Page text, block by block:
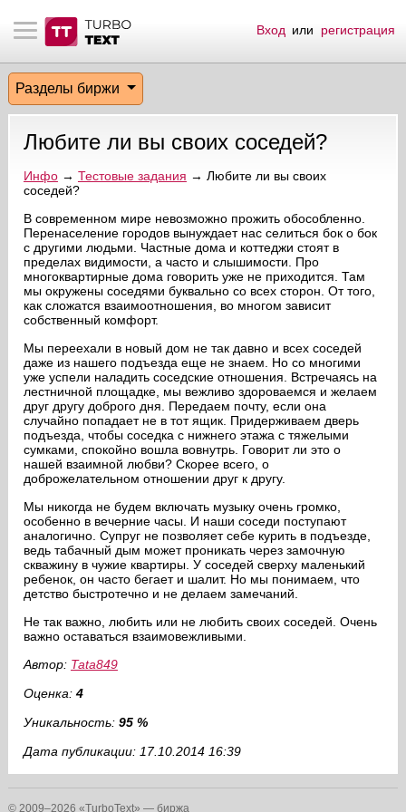
материалы
биржи
эфир
на сайте
пользователей
сообщения
по форуму
Вход или регистрация
Разделы биржи
Любите ли вы своих соседей?
Инфо→ Тестовые задания → Любите ли вы своих
соседей?
В современном мире невозможно прожить обособленно.
Перенаселение городов вынуждает нас селиться бок о бок
с другими людьми. Частные дома и коттеджи стоят в
пределах видимости, а часто и слышимости. Про
многоквартирные дома говорить уже не приходится. Там
мы окружены соседями буквально со всех сторон. От того,
как сложатся взаимоотношения, во многом зависит
собственный комфорт.
Мы переехали в новый дом не так давно и всех соседей
даже из нашего подъезда еще не знаем. Но со многими
уже успели наладить соседские отношения. Встречаясь на
лестничной площадке, мы вежливо здороваемся и желаем
друг другу доброго дня. Передаем почту, если она
случайно попадает не в тот ящик. Придерживаем дверь
подъезда, чтобы соседка с нижнего этажа с тяжелыми
сумками, спокойно вошла вовнутрь. Говорит ли это о
нашей взаимной любви? Скорее всего, о
доброжелательном отношении друг к другу.
Мы никогда не будем включать музыку очень громко,
особенно в вечерние часы. И наши соседи поступают
аналогично. Супруг не позволяет себе курить в подъезде,
ведь табачный дым может проникать через замочную
скважину в чужие квартиры. У соседей сверху маленький
ребенок, он часто бегает и шалит. Но мы понимаем, что
детство быстротечно и не делаем замечаний.
Не так важно, любить или не любить своих соседей. Очень
важно оставаться взаимовежливыми.
Автор: Tata849
Оценка: 4
Уникальность: 95 %
Дата публикации: 17.10.2014 16:39
© 2009–2026 «TurboText» — биржа